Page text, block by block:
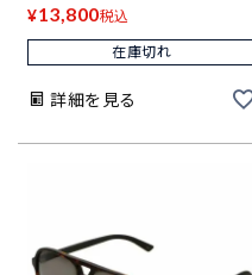
¥13,800税込
在庫切れ
詳細を見る